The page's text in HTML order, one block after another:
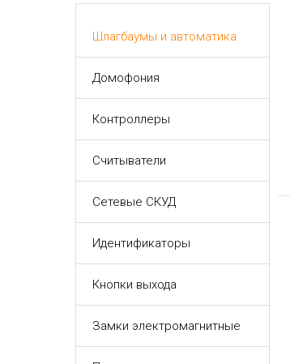
Шлагбаумы и автоматика
Домофония
Контроллеры
Считыватели
Сетевые СКУД
Идентификаторы
Кнопки выхода
Замки электромагнитные